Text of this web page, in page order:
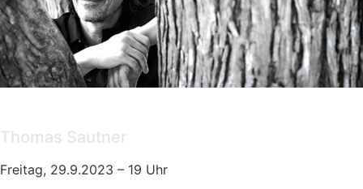
Thomas Sautner
Freitag, 29.9.2023 – 19 Uhr